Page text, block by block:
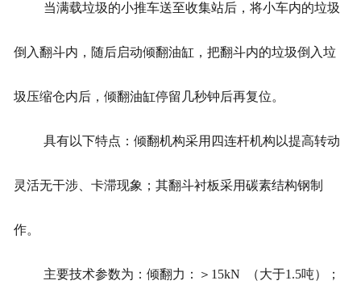
当满载垃圾的小推车送至收集站后，将小车内的垃圾
倒入翻斗内，随后启动倾翻油缸，把翻斗内的垃圾倒入垃
圾压缩仓内后，倾翻油缸停留几秒钟后再复位。
具有以下特点：倾翻机构采用四连杆机构以提高转动
灵活无干涉、卡滞现象；其翻斗衬板采用碳素结构钢制
作。
主要技术参数为：倾翻力：＞15kN （大于1.5吨）；